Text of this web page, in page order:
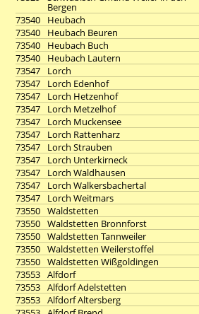
Bergen
73540
Heubach
73540
Heubach Beuren
73540
Heubach Buch
73540
Heubach Lautern
73547
Lorch
73547
Lorch Edenhof
73547
Lorch Hetzenhof
73547
Lorch Metzelhof
73547
Lorch Muckensee
73547
Lorch Rattenharz
73547
Lorch Strauben
73547
Lorch Unterkirneck
73547
Lorch Waldhausen
73547
Lorch Walkersbachertal
73547
Lorch Weitmars
73550 Waldstetten
73550 Waldstetten Bronnforst
73550 Waldstetten Tannweiler
73550 Waldstetten Weilerstoffel
73550 Waldstetten Wißgoldingen
73553 Alfdorf
73553 Alfdorf Adelstetten
73553 Alfdorf Altersberg